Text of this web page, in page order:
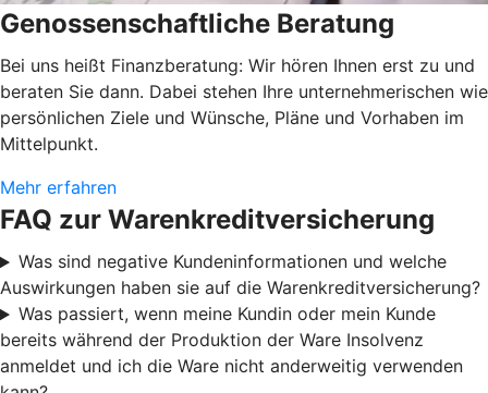
Genossenschaftliche Beratung
Bei uns heißt Finanzberatung: Wir hören Ihnen erst zu und
beraten Sie dann. Dabei stehen Ihre unternehmerischen wie
persönlichen Ziele und Wünsche, Pläne und Vorhaben im
Mittelpunkt.
Mehr erfahren
FAQ zur Warenkreditversicherung
Was sind negative Kundeninformationen und welche
Auswirkungen haben sie auf die Warenkreditversicherung?
Was passiert, wenn meine Kundin oder mein Kunde
bereits während der Produktion der Ware Insolvenz
anmeldet und ich die Ware nicht anderweitig verwenden